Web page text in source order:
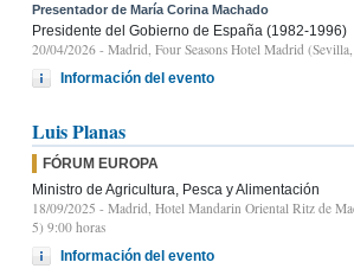
Presentador de María Corina Machado
Presidente del Gobierno de España (1982-1996)
20/04/2026 - Madrid, Four Seasons Hotel Madrid
Información del evento
Luis Planas
FÓRUM EUROPA
Ministro de Agricultura, Pesca y Alimentación
18/09/2025 - Madrid, Hotel Mandarin Oriental Ritz de
5) 9:00 horas
Información del evento